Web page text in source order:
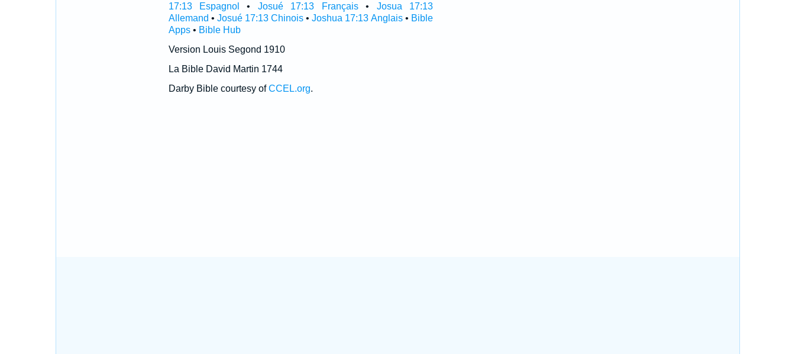
17:13 Espagnol
• Josué 17:13 Français• Josua 17:13
Allemand • Josué 17:13 Chinois •Joshua 17:13 Anglais• Bible
Apps• Bible Hub
Version Louis Segond 1910
La Bible David Martin 1744
Darby Bible courtesy ofCCEL.org.